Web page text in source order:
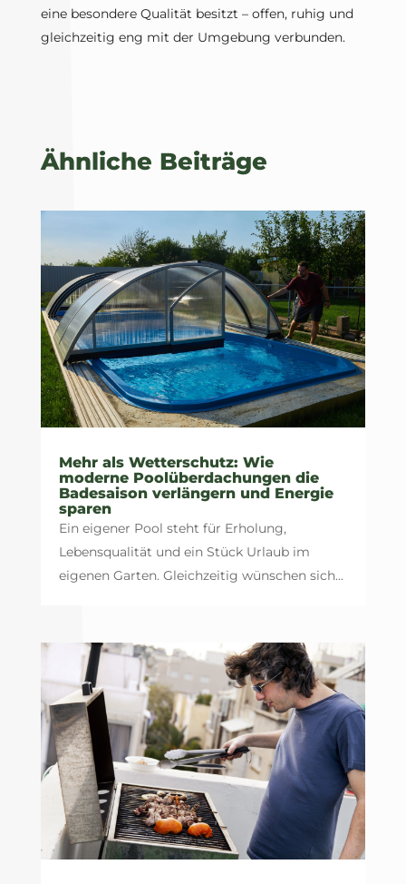
eine besondere Qualität besitzt – offen, ruhig und
gleichzeitig eng mit der Umgebung verbunden.
Ähnliche Beiträge
Mehr als Wetterschutz: Wie
moderne Poolüberdachungen die
Badesaison verlängern und Energie
sparen
Ein eigener Pool steht für Erholung,
Lebensqualität und ein Stück Urlaub im
eigenen Garten. Gleichzeitig wünschen sich...